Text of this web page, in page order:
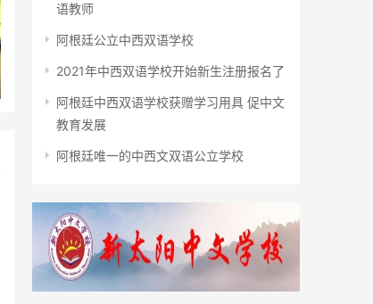
语教师
阿根廷公立中西双语学校
2021年中西双语学校开始新生注册报名了
阿根廷中西双语学校获赠学习用具 促中文
教育发展
阿根廷唯一的中西文双语公立学校